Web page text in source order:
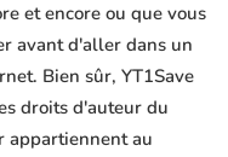
et encore ou que vous
avant d'aller dans un
Bien sûr, YT1Save
droits d'auteur du
appartiennent au